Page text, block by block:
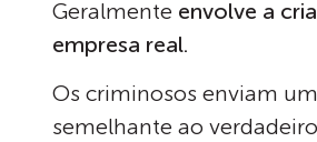
Geralmente envolve a
empresa real.
Os criminosos enviam
semelhante ao